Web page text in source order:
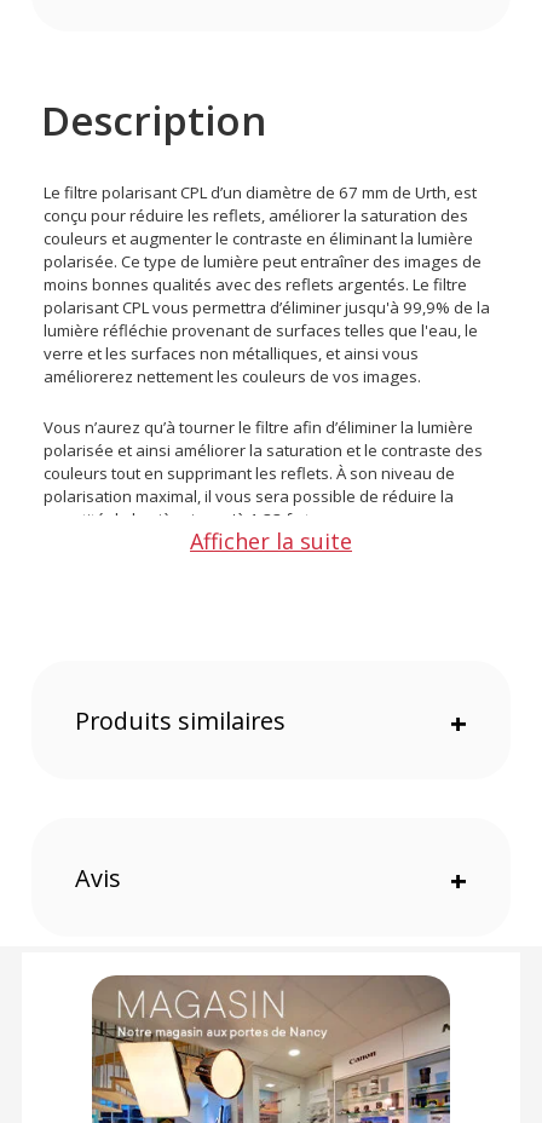
Description
Le filtre polarisant CPL d’un diamètre de 67 mm de Urth, est
conçu pour réduire les reflets, améliorer la saturation des
couleurs et augmenter le contraste en éliminant la lumière
polarisée. Ce type de lumière peut entraîner des images de
moins bonnes qualités avec des reflets argentés. Le filtre
polarisant CPL vous permettra d’éliminer jusqu'à 99,9% de la
lumière réfléchie provenant de surfaces telles que l'eau, le
verre et les surfaces non métalliques, et ainsi vous
améliorerez nettement les couleurs de vos images.
Vous n’aurez qu’à tourner le filtre afin d’éliminer la lumière
polarisée et ainsi améliorer la saturation et le contraste des
couleurs tout en supprimant les reflets. À son niveau de
polarisation maximal, il vous sera possible de réduire la
quantité de lumière jusqu'à 1,33 f-stop.
Double filetage
Idéal pour la photographie de paysage et de nature
Le verre haut de gamme de ce filtre est fabriqué par AGC au
Japon et possède un nano-revêtement à 8 couches afin de
vous offrir une polarisation exceptionnelle. Vous pourrez
également profiter d’une protection supplémentaire et d’un
nettoyage facile.
Le filtre CPL de Urth sera équipé d'une lunette ultra-mince en
magnalium durable, conçue spécialement pour éviter le
Afficher la suite
Produits similaires +
Avis +